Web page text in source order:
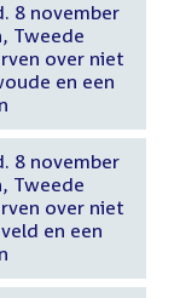
8 november
Tweede
over niet
en een
8 november
Tweede
over niet
en een